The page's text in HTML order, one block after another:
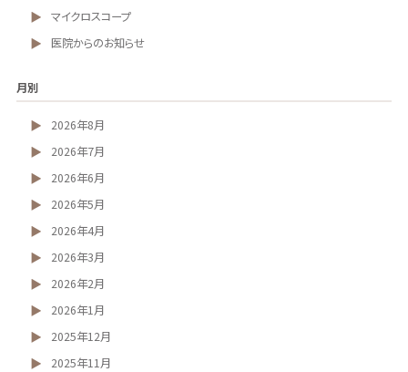
マイクロスコープ
医院からのお知らせ
月別
2026年8月
2026年7月
2026年6月
2026年5月
2026年4月
2026年3月
2026年2月
2026年1月
2025年12月
2025年11月